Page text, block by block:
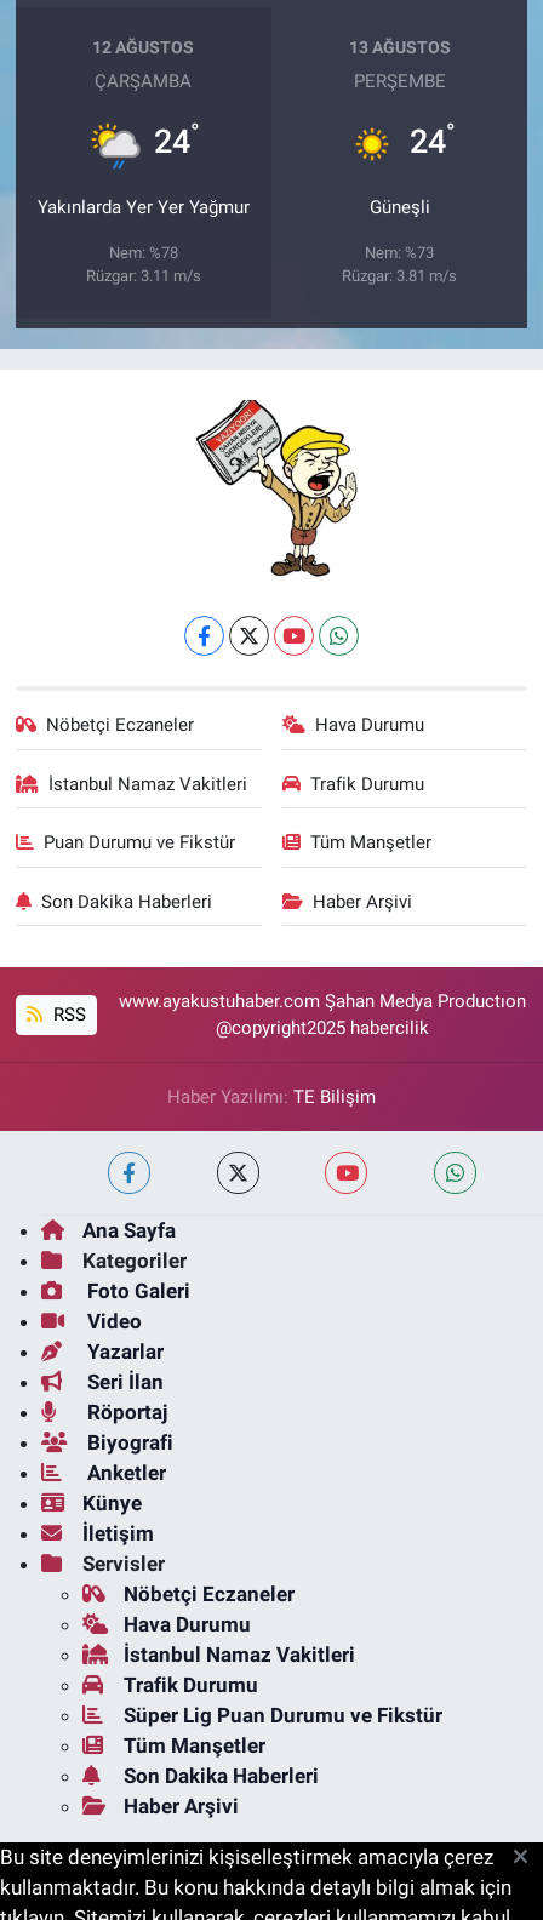
12 AĞUSTOS
ÇARŞAMBA
24°
Yakınlarda Yer Yer Yağmur
Nem: %78
Rüzgar: 3.11 m/s
13 AĞUSTOS
PERŞEMBE
24°
Güneşli
Nem: %73
Rüzgar: 3.81 m/s
Nöbetçi Eczaneler Hava Durumu
İstanbul Namaz Vakitleri Trafik Durumu
Puan Durumu ve Fikstür Tüm Manşetler
Son Dakika Haberleri Haber Arşivi
RSS
www.ayakustuhaber.com Şahan Medya Productıon
@copyright2025 habercilik
Haber Yazılımı: TE Bilişim
Ana Sayfa
Kategoriler
Foto Galeri
Video
Yazarlar
Seri İlan
Röportaj
Biyografi
Anketler
Künye
İletişim
Servisler
Nöbetçi Eczaneler
Hava Durumu
İstanbul Namaz Vakitleri
Trafik Durumu
Süper Lig Puan Durumu ve Fikstür
Tüm Manşetler
Son Dakika Haberleri
Haber Arşivi
Bu site deneyimlerinizi kişiselleştirmek amacıyla çerez
kullanmaktadır. Bu konu hakkında detaylı bilgi almak için